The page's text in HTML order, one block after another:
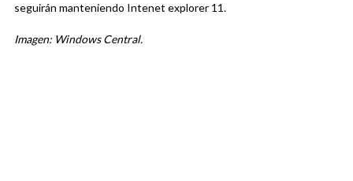
seguirán manteniendo Intenet explorer 11.
Imagen: Windows Central.